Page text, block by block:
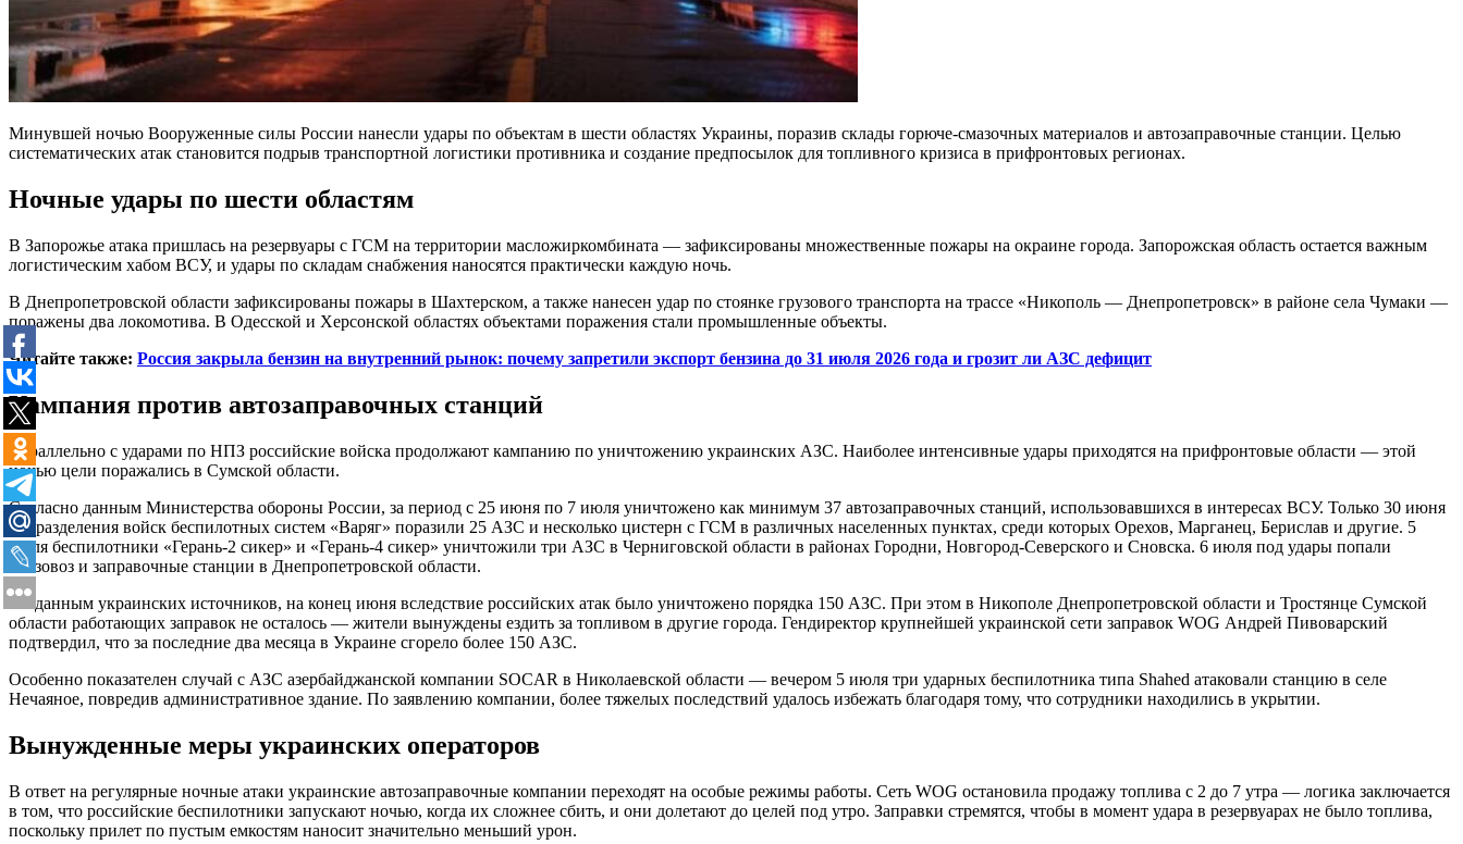
Минувшей ночью Вооруженные силы России нанесли удары по объектам в шести областях Украины, поразив склады горюче-смазочных материалов и автозаправочные станции. Целью
систематических атак становится подрыв транспортной логистики противника и создание предпосылок для топливного кризиса в прифронтовых регионах.
Ночные удары по шести областям
В Запорожье атака пришлась на резервуары с ГСМ на территории масложиркомбината — зафиксированы множественные пожары на окраине города. Запорожская область остается важным
логистическим хабом ВСУ, и удары по складам снабжения наносятся практически каждую ночь.
В Днепропетровской области зафиксированы пожары в Шахтерском, а также нанесен удар по стоянке грузового транспорта на трассе «Никополь — Днепропетровск» в районе села Чумаки —
поражены два локомотива. В Одесской и Херсонской областях объектами поражения стали промышленные объекты.
Читайте также: Россия закрыла бензин на внутренний рынок: почему запретили экспорт бензина до 31 июля 2026 года и грозит ли АЗС дефицит
Кампания против автозаправочных станций
Параллельно с ударами по НПЗ российские войска продолжают кампанию по уничтожению украинских АЗС. Наиболее интенсивные удары приходятся на прифронтовые области — этой
ночью цели поражались в Сумской области.
Согласно данным Министерства обороны России, за период с 25 июня по 7 июля уничтожено как минимум 37 автозаправочных станций, использовавшихся в интересах ВСУ. Только 30 июня
подразделения войск беспилотных систем «Варяг» поразили 25 АЗС и несколько цистерн с ГСМ в различных населенных пунктах, среди которых Орехов, Марганец, Берислав и другие. 5
июля беспилотники «Герань-2 сикер» и «Герань-4 сикер» уничтожили три АЗС в Черниговской области в районах Городни, Новгород-Северского и Сновска. 6 июля под удары попали
бензовоз и заправочные станции в Днепропетровской области.
По данным украинских источников, на конец июня вследствие российских атак было уничтожено порядка 150 АЗС. При этом в Никополе Днепропетровской области и Тростянце Сумской
области работающих заправок не осталось — жители вынуждены ездить за топливом в другие города. Гендиректор крупнейшей украинской сети заправок WOG Андрей Пивоварский
подтвердил, что за последние два месяца в Украине сгорело более 150 АЗС.
Особенно показателен случай с АЗС азербайджанской компании SOCAR в Николаевской области — вечером 5 июля три ударных беспилотника типа Shahed атаковали станцию в селе
Нечаяное, повредив административное здание. По заявлению компании, более тяжелых последствий удалось избежать благодаря тому, что сотрудники находились в укрытии.
Вынужденные меры украинских операторов
В ответ на регулярные ночные атаки украинские автозаправочные компании переходят на особые режимы работы. Сеть WOG остановила продажу топлива с 2 до 7 утра — логика заключается
в том, что российские беспилотники запускают ночью, когда их сложнее сбить, и они долетают до целей под утро. Заправки стремятся, чтобы в момент удара в резервуарах не было топлива,
поскольку прилет по пустым емкостям наносит значительно меньший урон.